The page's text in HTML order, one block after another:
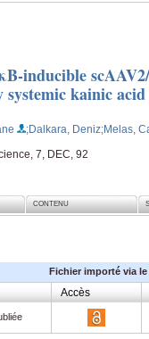
inducible
kainic
;Dalkara, Deniz;Melas,
7, DEC, 92
CONTENU
Fichier importé via le
Accès